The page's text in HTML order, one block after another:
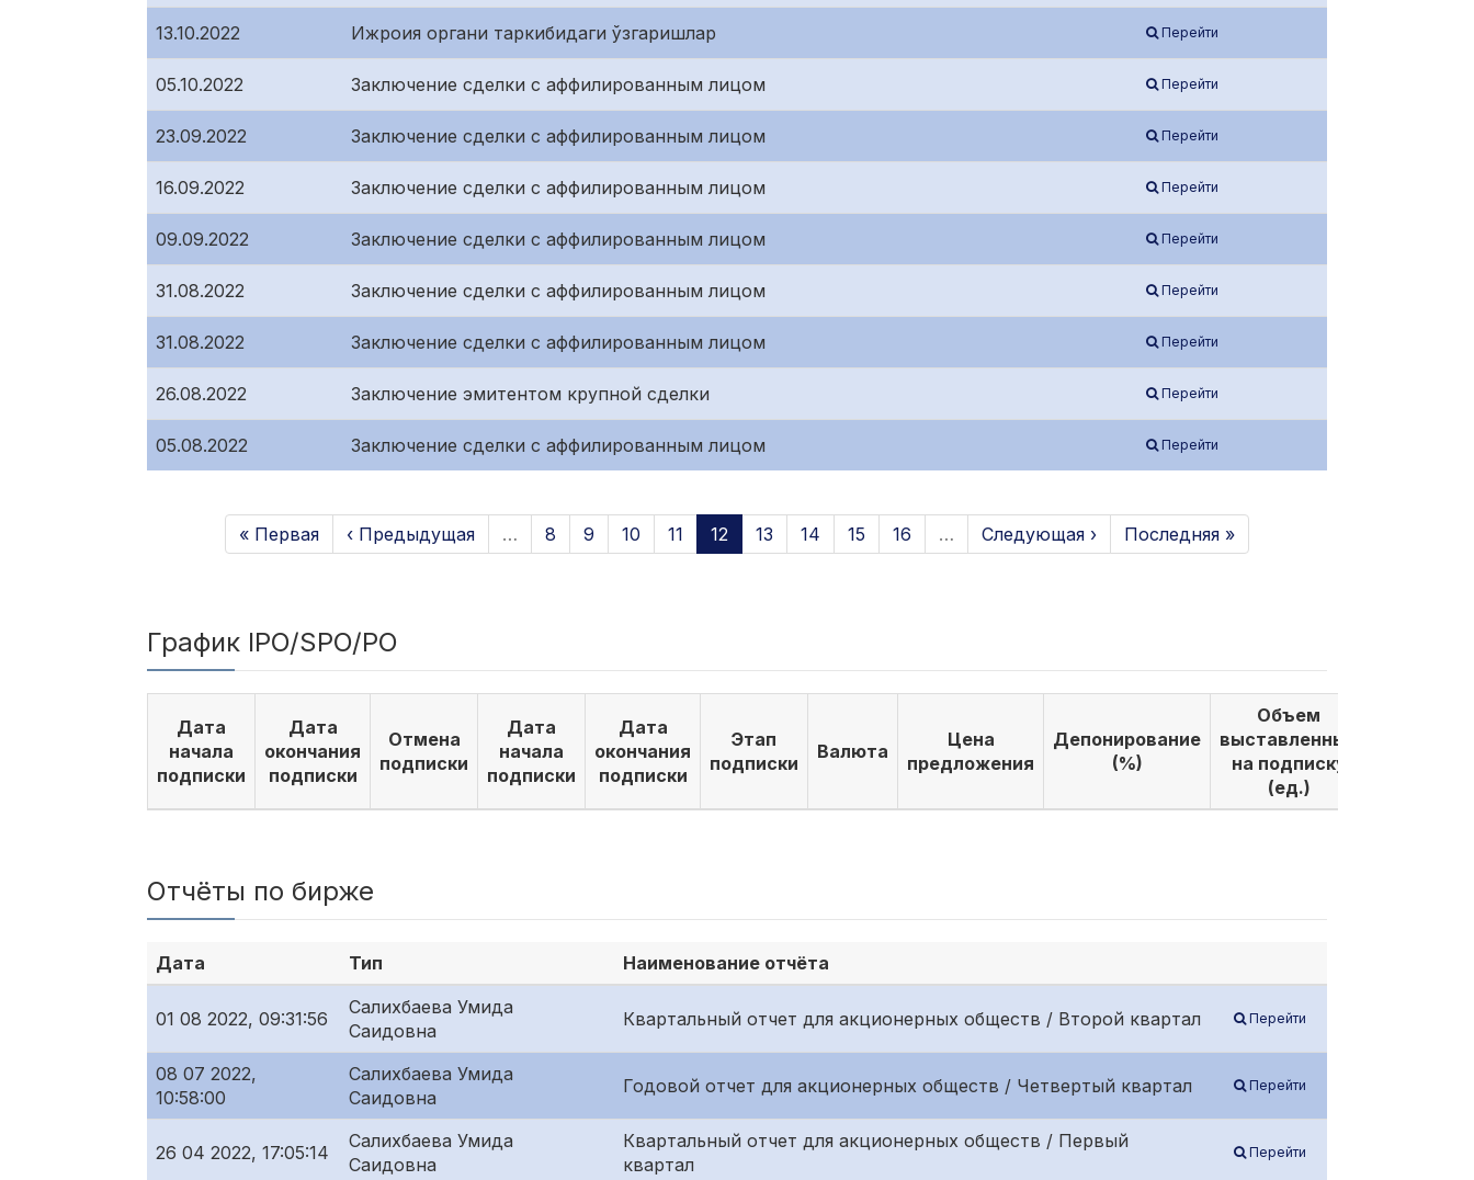
13.10.2022 Ижроия органи таркибидаги ўзгаришлар Перейти
05.10.2022 Заключение сделки с аффилированным лицом Перейти
23.09.2022 Заключение сделки с аффилированным лицом Перейти
16.09.2022 Заключение сделки с аффилированным лицом Перейти
09.09.2022 Заключение сделки с аффилированным лицом Перейти
31.08.2022 Заключение сделки с аффилированным лицом Перейти
31.08.2022 Заключение сделки с аффилированным лицом Перейти
26.08.2022 Заключение эмитентом крупной сделки Перейти
05.08.2022 Заключение сделки с аффилированным лицом Перейти
« Первая ‹ Предыдущая … 8 9 10 11 12 13 14 15 16 … Следующая › Последняя »
График IPO/SPO/PO
Дата
начала
подписки
Дата
окончания
подписки
Отмена
подписки
Дата
начала
подписки
Дата
окончания
подписки
Этап
подписки
Валюта
Цена
предложения
Депонирование
(%)
Объем
выставленных
на подписку
(ед.)
Отчёты по бирже
Дата Тип Наименование отчёта
01 08 2022, 09:31:56
Салихбаева Умида
Саидовна
Квартальный отчет для акционерных обществ / Второй квартал Перейти
08 07 2022,
10:58:00
Салихбаева Умида
Саидовна
Годовой отчет для акционерных обществ / Четвертый квартал Перейти
26 04 2022, 17:05:14
Салихбаева Умида
Саидовна
Квартальный отчет для акционерных обществ / Первый
квартал
Перейти